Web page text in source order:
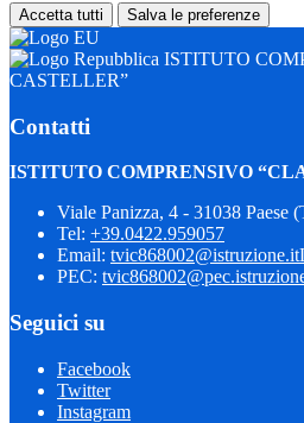
Accetta tutti Salva le preferenze
ISTITUTO
CASTELLER”
Contatti
ISTITUTO COMPRENSIVO
Viale Panizza, 4 - 31038 Paese
Tel: +39.0422.959057
Email: tvic868002@istruzione.it
PEC:
Seguici su
Facebook
Twitter
Instagram